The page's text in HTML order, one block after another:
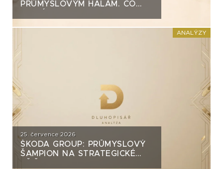
PRŮMYSLOVÝM HALÁM. CO
ANALÝZY
25. července 2026
ŠKODA GROUP: PRŮMYSLOVÝ
ŠAMPION NA STRATEGICKÉ